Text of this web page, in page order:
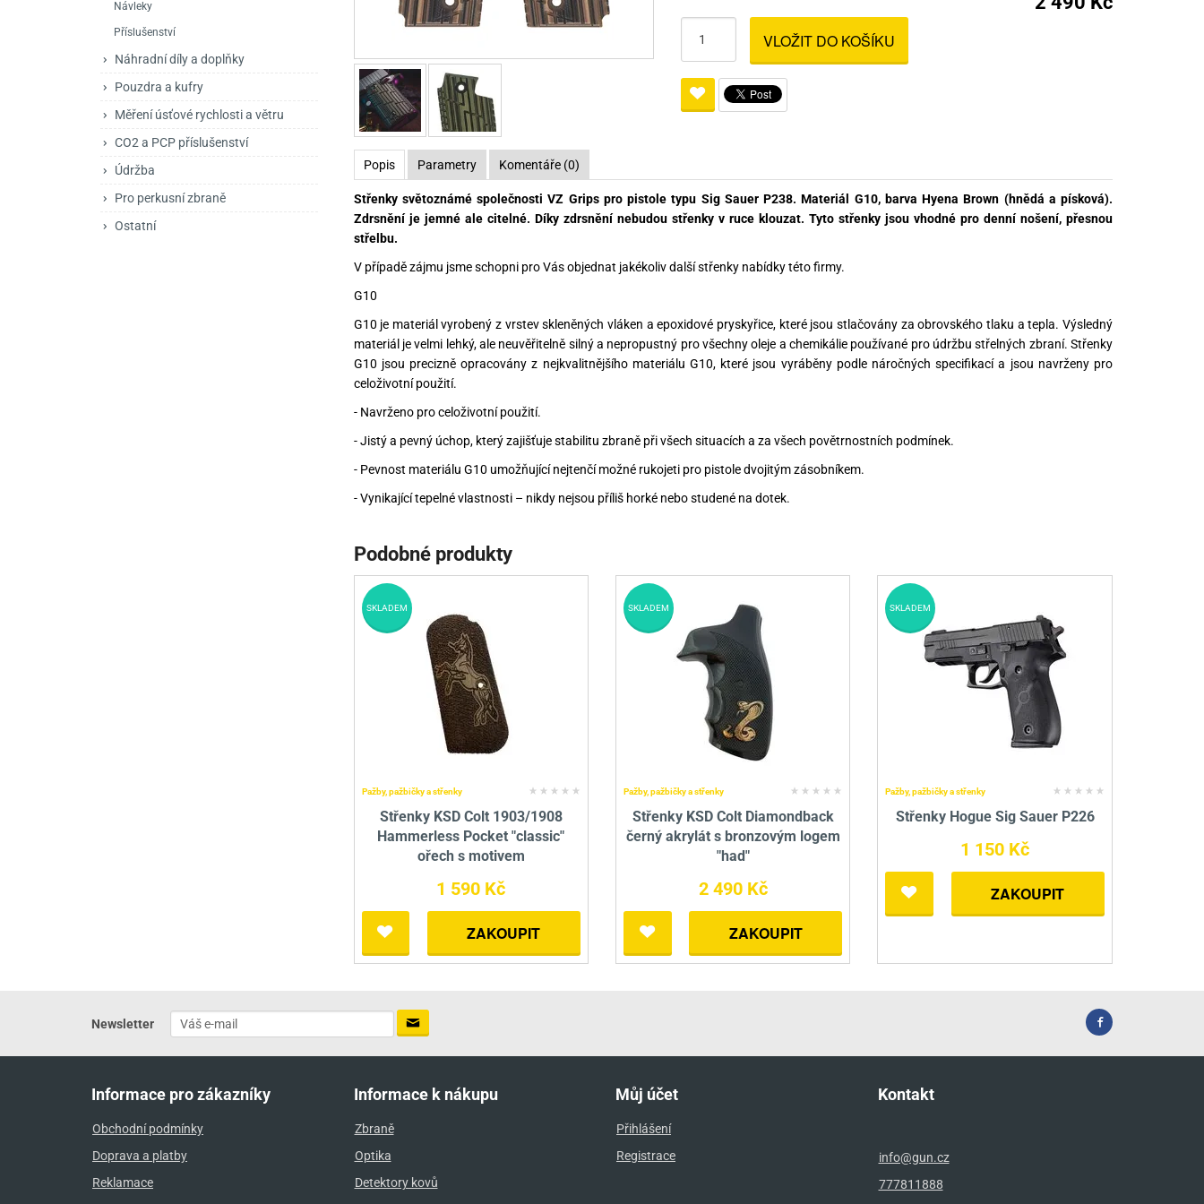
Brokovnice opakovací
Brokovnice samonabíjecí
Pistole samonabíjecí
Příslušenství pro nože
Luky
Kuše
Obranné spreje
Pro lištu weaver a picatinny
Pro lištu 15 - 17 mm
Náboje na ZP Pistolové a revolverové náboje Ochranné prostředky
Rowan Engineering
Bipody, stolice a vaky
Pro perkusní zbraně
Svítilny
Návleky
Příslušenství
Náhradní díly a doplňky
Pouzdra a kufry
Měření úsťové rychlosti a větru
CO2 a PCP příslušenství
Údržba
Pro perkusní zbraně
Ostatní
VLOŽIT DO KOŠÍKU
Popis Parametry Komentáře (0)
Střenky světoznámé společnosti VZ Grips pro pistole typu Sig Sauer P238. Materiál G10, barva Hyena Brown (hnědá a písková).
Zdrsnění je jemné ale citelné. Díky zdrsnění nebudou střenky v ruce klouzat. Tyto střenky jsou vhodné pro denní nošení, přesnou
střelbu.
V případě zájmu jsme schopni pro Vás objednat jakékoliv další střenky nabídky této firmy.
G10
G10 je materiál vyrobený z vrstev skleněných vláken a epoxidové pryskyřice, které jsou stlačovány za obrovského tlaku a tepla. Výsledný
materiál je velmi lehký, ale neuvěřitelně silný a nepropustný pro všechny oleje a chemikálie používané pro údržbu střelných zbraní. Střenky
G10 jsou precizně opracovány z nejkvalitnějšího materiálu G10, které jsou vyráběny podle náročných specifikací a jsou navrženy pro
celoživotní použití.
- Navrženo pro celoživotní použití.
- Jistý a pevný úchop, který zajišťuje stabilitu zbraně při všech situacích a za všech povětrnostních podmínek.
- Pevnost materiálu G10 umožňující nejtenčí možné rukojeti pro pistole dvojitým zásobníkem.
- Vynikající tepelné vlastnosti – nikdy nejsou příliš horké nebo studené na dotek.
Podobné produkty
Pažby, pažbičky a střenky
Střenky KSD Colt 1903/1908
Hammerless Pocket "classic"
ořech s motivem
1 590 Kč
ZAKOUPIT
SKLADEM
Pažby, pažbičky a střenky
Střenky KSD Colt Diamondback
černý akrylát s bronzovým logem
"had"
2 490 Kč
ZAKOUPIT
SKLADEM
Pažby, pažbičky a střenky
Střenky Hogue Sig Sauer P226
1 150 Kč
ZAKOUPIT
SKLADEM
Newsletter
Informace pro zákazníky
Obchodní podmínky
Doprava a platby
Reklamace
Informace k nákupu
Zbraně
Optika
Detektory kovů
Můj účet
Přihlášení
Registrace
Kontakt
info@gun.cz
777811888